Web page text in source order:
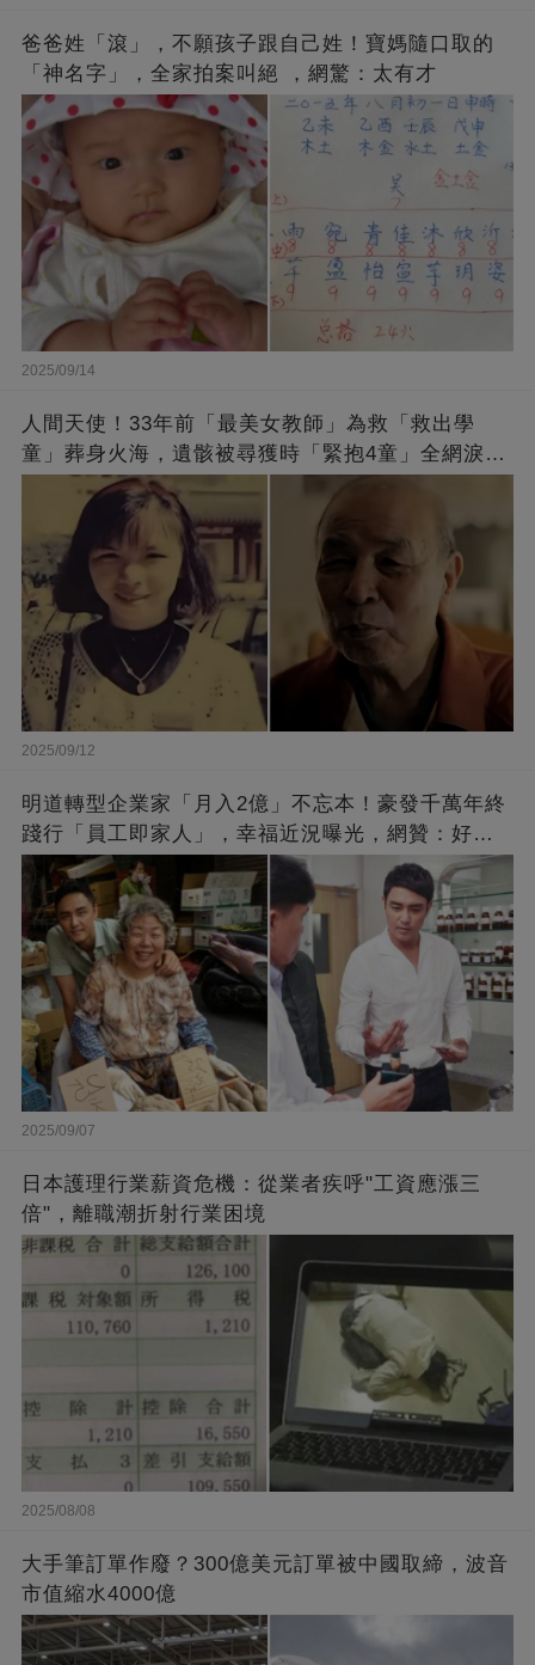
爸爸姓「滾」，不願孩子跟自己姓！寶媽隨口取的
「神名字」，全家拍案叫絕 ，網驚：太有才
2025/09/14
人間天使！33年前「最美女教師」為救「救出學
童」葬身火海，遺骸被尋獲時「緊抱4童」全網淚
崩：真正的英雄不該被遺忘
2025/09/12
明道轉型企業家「月入2億」不忘本！豪發千萬年終
踐行「員工即家人」，幸福近況曝光，網贊：好老
闆的福報
2025/09/07
日本護理行業薪資危機：從業者疾呼"工資應漲三
倍"，離職潮折射行業困境
2025/08/08
大手筆訂單作廢？300億美元訂單被中國取締，波音
市值縮水4000億